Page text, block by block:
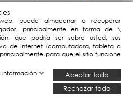
95,00 €
puede almacenar o recuperar
principalmente en forma de \
que podría ser sobre usted, sus
de Internet (computadora, tableta o
para que el sitio funcione
información
Aceptar todo
Rechazar todo